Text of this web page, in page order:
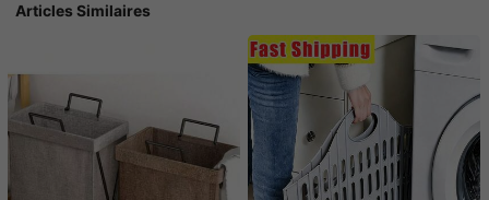
Articles Similaires